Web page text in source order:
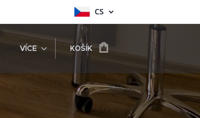
CS
VÍCE KOŠÍK